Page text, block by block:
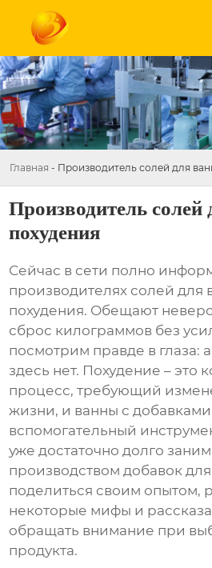
Главная - Производитель солей для
Производитель солей
похудения
Сейчас в сети полно
производителях солей для
похудения. Обещают
сброс килограммов без
посмотрим правде в глаза:
здесь нет. Похудение – это
процесс, требующий
жизни, и ванны с добавками
вспомогательный
уже достаточно долго
производством добавок
поделиться своим опытом,
некоторые мифы и
обращать внимание при
продукта.